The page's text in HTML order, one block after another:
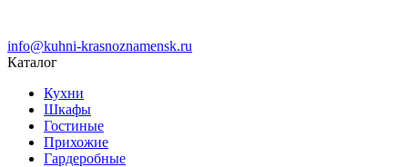
info@kuhni-krasnoznamensk.ru
Каталог
Кухни
Шкафы
Гостиные
Прихожие
Гардеробные